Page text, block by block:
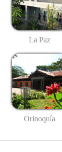
La Paz
Orinoquía